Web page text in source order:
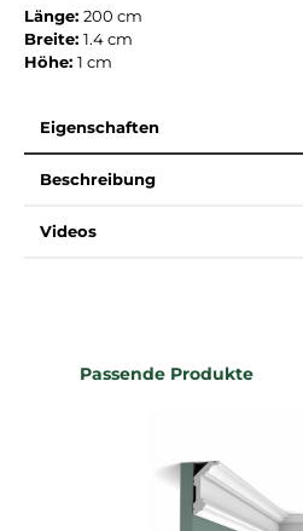
Länge: 200 cm
Breite: 1.4 cm
Höhe: 1 cm
Eigenschaften
Beschreibung
Videos
Produktgalerie überspringen
Passende Produkte